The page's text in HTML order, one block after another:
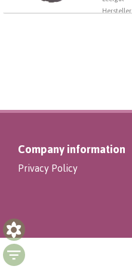
Hersteller
Company information
Privacy Policy